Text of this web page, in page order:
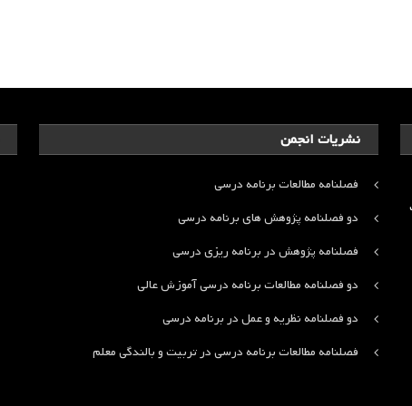
نشریات انجمن
فصلنامه مطالعات برنامه درسی
دو فصلنامه پژوهش های برنامه درسی
فصلنامه پژوهش در برنامه ریزی درسی
دو فصلنامه مطالعات برنامه درسی آموزش عالی
دو فصلنامه نظریه و عمل در برنامه درسی
فصلنامه مطالعات برنامه درسی در تربیت و بالندگی معلم